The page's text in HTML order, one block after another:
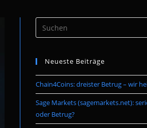
umschalten
Neueste Beiträge
Chain4Coins: dreister Betrug – wir
Sage Markets (sagemarkets.net):
oder Betrug?